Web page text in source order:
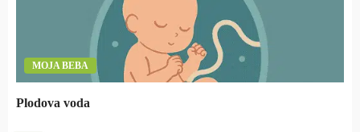
MOJA BEBA
Plodova voda